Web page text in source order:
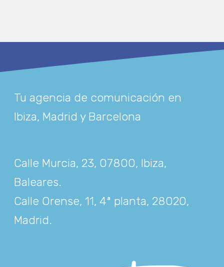
Tu agencia de comunicación en
Ibiza, Madrid y Barcelona
Calle Murcia, 23, 07800, Ibiza,
Baleares.
Calle Orense, 11, 4ª planta, 28020,
Madrid.